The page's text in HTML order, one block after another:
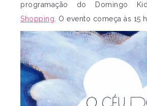
programação do Domingo
Shopping . O evento começa às 15